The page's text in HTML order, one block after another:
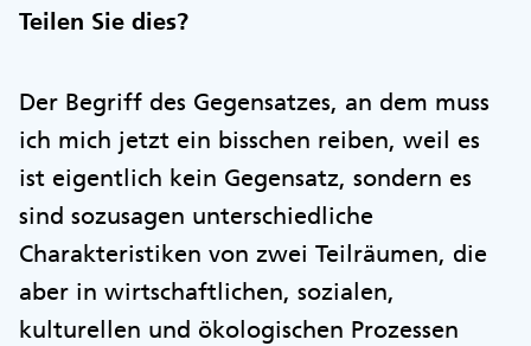
Teilen Sie dies?
Der Begriff des Gegensatzes, an dem muss
ich mich jetzt ein bisschen reiben, weil es
ist eigentlich kein Gegensatz, sondern es
sind sozusagen unterschiedliche
Charakteristiken von zwei Teilräumen, die
aber in wirtschaftlichen, sozialen,
kulturellen und ökologischen Prozessen